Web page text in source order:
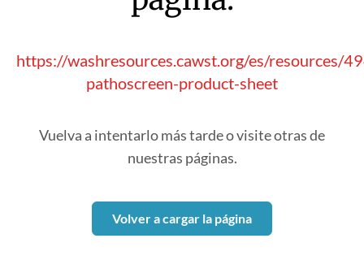
https://washresources.cawst.org/es/resources/
pathoscreen-product-sheet
Vuelva a intentarlo más tarde o visite otras de
nuestras páginas.
Volver a cargar la página